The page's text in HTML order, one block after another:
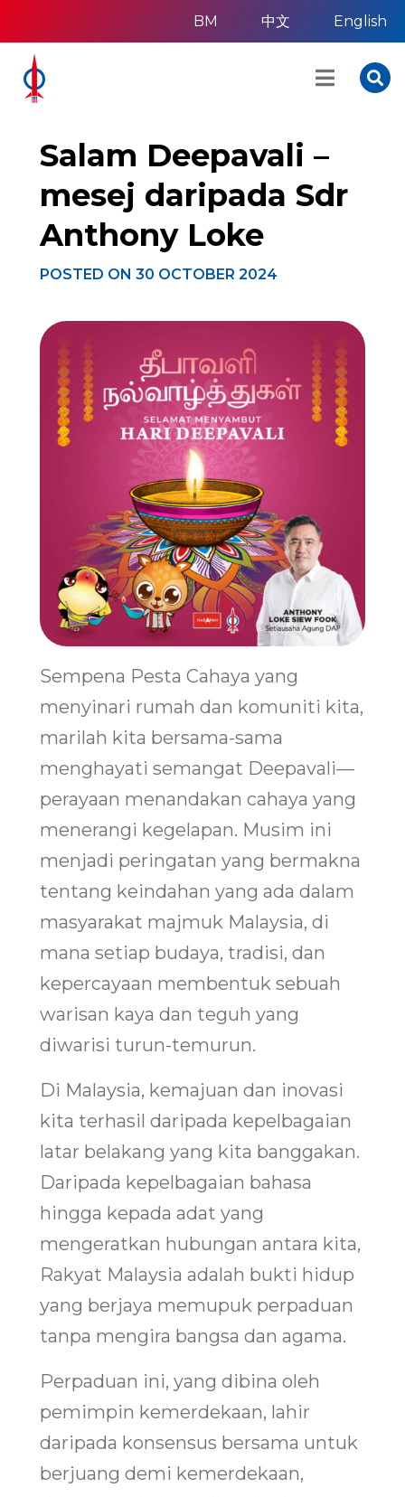
BM 中文 English
Salam Deepavali –
mesej daripada Sdr
Anthony Loke
POSTED ON 30 OCTOBER 2024
Sempena Pesta Cahaya yang
menyinari rumah dan komuniti kita,
marilah kita bersama-sama
menghayati semangat Deepavali—
perayaan menandakan cahaya yang
menerangi kegelapan. Musim ini
menjadi peringatan yang bermakna
tentang keindahan yang ada dalam
masyarakat majmuk Malaysia, di
mana setiap budaya, tradisi, dan
kepercayaan membentuk sebuah
warisan kaya dan teguh yang
diwarisi turun-temurun.
Di Malaysia, kemajuan dan inovasi
kita terhasil daripada kepelbagaian
latar belakang yang kita banggakan.
Daripada kepelbagaian bahasa
hingga kepada adat yang
mengeratkan hubungan antara kita,
Rakyat Malaysia adalah bukti hidup
yang berjaya memupuk perpaduan
tanpa mengira bangsa dan agama.
Perpaduan ini, yang dibina oleh
pemimpin kemerdekaan, lahir
daripada konsensus bersama untuk
berjuang demi kemerdekaan,